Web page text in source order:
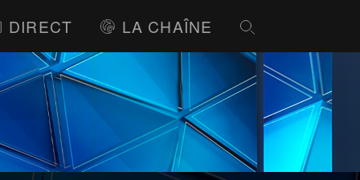
DIRECT LA CHAÎNE